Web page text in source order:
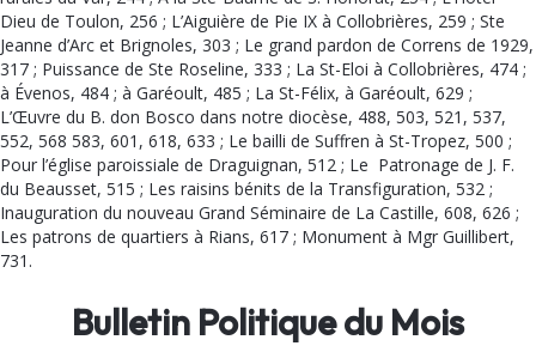
Dieu de Toulon, 256 ; L’Aiguière de Pie IX à Collobrières, 259 ; Ste
Jeanne d’Arc et Brignoles, 303 ; Le grand pardon de Correns de 1929,
317 ; Puissance de Ste Roseline, 333 ; La St-Eloi à Collobrières, 474 ;
à Évenos, 484 ; à Garéoult, 485 ; La St-Félix, à Garéoult, 629 ;
L’Œuvre du B. don Bosco dans notre diocèse, 488, 503, 521, 537,
552, 568 583, 601, 618, 633 ; Le bailli de Suffren à St-Tropez, 500 ;
Pour l’église paroissiale de Draguignan, 512 ; Le Patronage de J. F.
du Beausset, 515 ; Les raisins bénits de la Transfiguration, 532 ;
Inauguration du nou­veau Grand Séminaire de La Castille, 608, 626 ;
Les patrons de quartiers à Rians, 617 ; Monu­ment à Mgr Guillibert,
731.
Bulletin Politique du Mois